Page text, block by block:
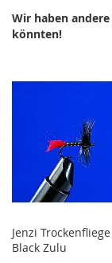
Wir haben
könnten!
Jenzi Trockenfliege
Black Zulu